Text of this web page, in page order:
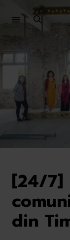
[24/7]
din